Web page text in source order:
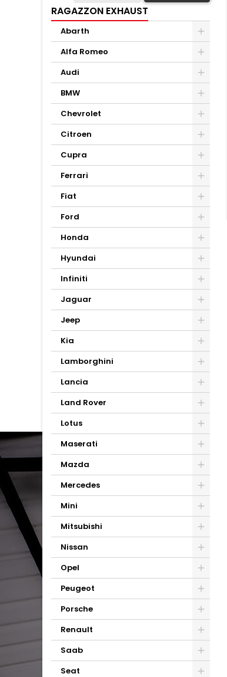
RAGAZZON EXHAUST
Abarth
Alfa Romeo
Audi
BMW
Chevrolet
Citroen
Cupra
Ferrari
Fiat
Ford
Honda
Hyundai
Infiniti
Jaguar
Jeep
Kia
Lamborghini
Lancia
Land Rover
Lotus
Maserati
Mazda
Mercedes
Mini
Mitsubishi
Nissan
Opel
Peugeot
Porsche
Renault
Saab
Seat